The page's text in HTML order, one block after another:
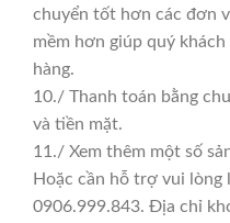
chuyển tốt hơn các đơn
mềm hơn giúp quý
hàng.
10./ Thanh toán bằng
và tiền mặt.
11./ Xem thêm một số
Hoặc cần hỗ trợ vui lòng
0906.999.843. Địa chỉ